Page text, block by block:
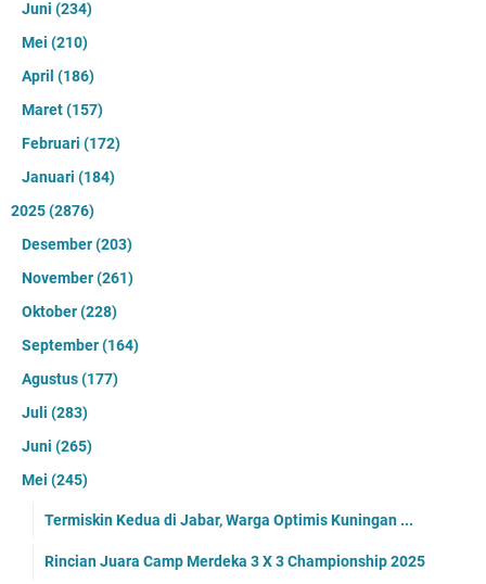
Juni (234)
Mei (210)
April (186)
Maret(157)
Februari (172)
Januari (184)
2025(2876)
Desember(203)
November(261)
Oktober(228)
September(164)
Agustus(177)
Juli (283)
Juni (265)
Mei (245)
Termiskin Kedua di Jabar, Warga Optimis Kuningan ...
Rincian Juara Camp Merdeka 3 X 3 Championship 2025